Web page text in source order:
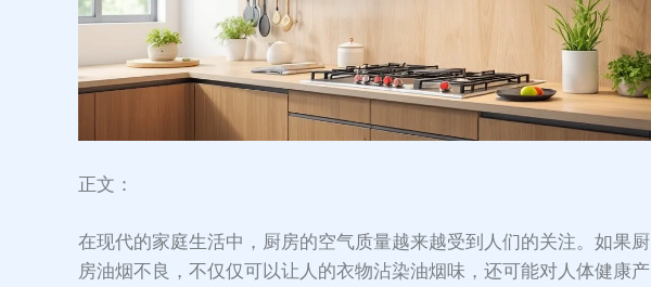
正文：
在现代的家庭生活中，厨房的空气质量越来越受到人们的关注。如果厨
房油烟不良，不仅仅可以让人的衣物沾染油烟味，还可能对人体健康产